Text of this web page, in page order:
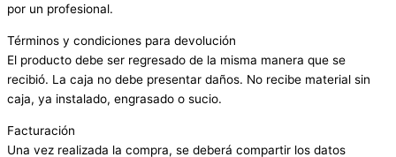
por un profesional.
Términos y condiciones para devolución
El producto debe ser regresado de la misma manera que se
recibió. La caja no debe presentar daños. No recibe material sin
caja, ya instalado, engrasado o sucio.
Facturación
Una vez realizada la compra, se deberá compartir los datos